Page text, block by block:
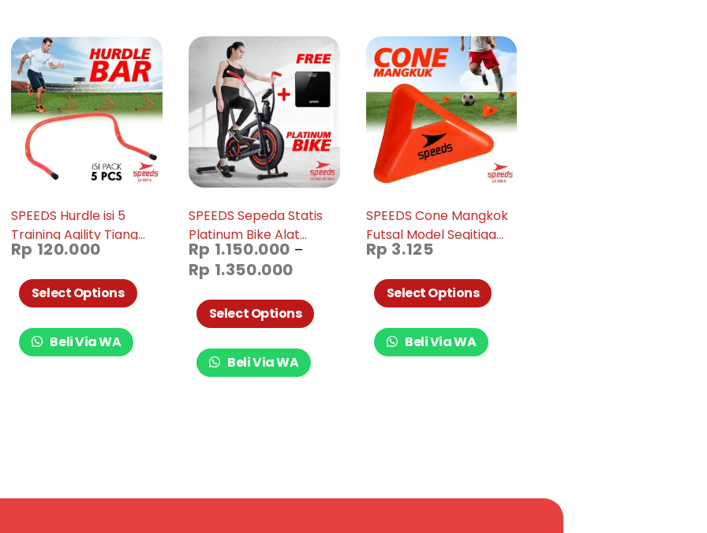
SPEEDS Hurdle isi 5
Training Agility Tiang
Latihan Loncat Lari
Training 037-6
Rp 120.000
Select Options
Beli Via WA
SPEEDS Sepeda Statis
Platinum Bike Alat
Fitness Spinning Bike
Sepeda Fitness Untuk Di
Rp 1.150.000 –
Rp 1.350.000
Select Options
Beli Via WA
SPEEDS Cone Mangkok
Futsal Model Segitiga
005-05
Rp 3.125
Select Options
Beli Via WA